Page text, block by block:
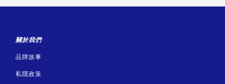
關於我們
品牌故事
私隱政策